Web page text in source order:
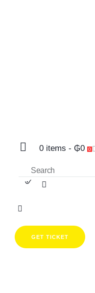
0 items - ₲0 0
GET TICKET